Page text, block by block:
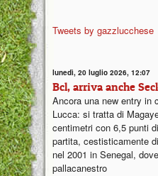
Tweets by gazzlucchese
lunedì, 20 luglio 2026, 12:07
Bcl, arriva anche
Ancora una new entry in
Lucca: si tratta di
centimetri con 6,5 punti
partita, cestisticamente
nel 2001 in Senegal,
pallacanestro